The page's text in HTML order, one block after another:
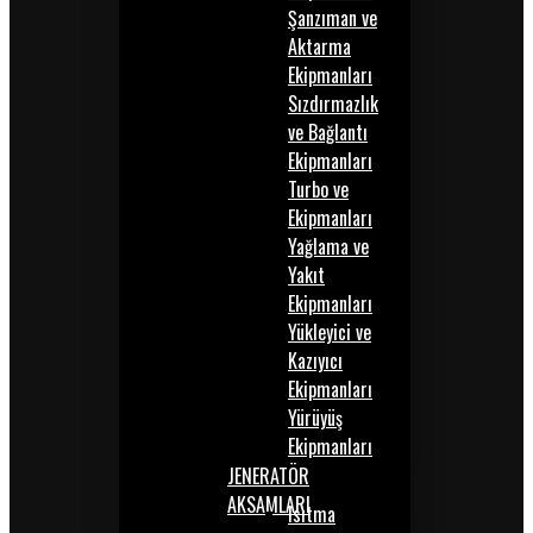
Şanzıman ve
Aktarma
Ekipmanları
Sızdırmazlık
ve Bağlantı
Ekipmanları
Turbo ve
Ekipmanları
Yağlama ve
Yakıt
Ekipmanları
Yükleyici ve
Kazıyıcı
Ekipmanları
Yürüyüş
Ekipmanları
JENERATÖR
AKSAMLARIIsıtma